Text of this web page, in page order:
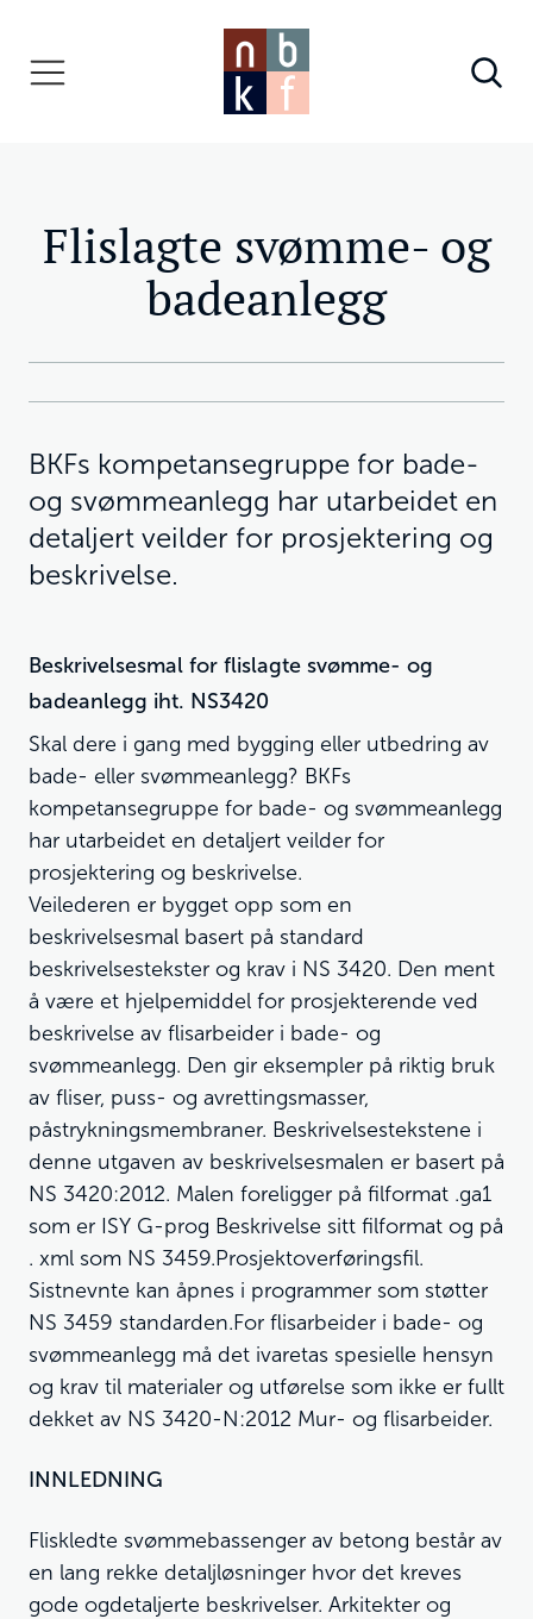
Flislagte svømme- og
badeanlegg
BKFs kompetansegruppe for bade-
og svømmeanlegg har utarbeidet en
detaljert veilder for prosjektering og
beskrivelse.
Beskrivelsesmal for flislagte svømme- og
badeanlegg iht. NS3420
Skal dere i gang med bygging eller utbedring av
bade- eller svømmeanlegg? BKFs
kompetansegruppe for bade- og svømmeanlegg
har utarbeidet en detaljert veilder for
prosjektering og beskrivelse.
Veilederen er bygget opp som en
beskrivelsesmal basert på standard
beskrivelsestekster og krav i NS 3420. Den ment
å være et hjelpemiddel for prosjekterende ved
beskrivelse av flisarbeider i bade- og
svømmeanlegg. Den gir eksempler på riktig bruk
av fliser, puss- og avrettingsmasser,
påstrykningsmembraner. Beskrivelsestekstene i
denne utgaven av beskrivelsesmalen er basert på
NS 3420:2012. Malen foreligger på filformat .ga1
som er ISY G-prog Beskrivelse sitt filformat og på
. xml som NS 3459.Prosjektoverføringsfil.
Sistnevnte kan åpnes i programmer som støtter
NS 3459 standarden.For flisarbeider i bade- og
svømmeanlegg må det ivaretas spesielle hensyn
og krav til materialer og utførelse som ikke er fullt
dekket av NS 3420-N:2012 Mur- og flisarbeider.
INNLEDNING
Fliskledte svømmebassenger av betong består av
en lang rekke detaljløsninger hvor det kreves
gode ogdetaljerte beskrivelser. Arkitekter og